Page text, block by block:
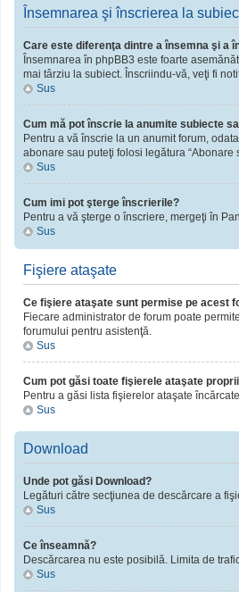
Însemnarea şi înscrierea la
Care este diferenţa dintre a însemna şi a
Însemnarea în phpBB3 este foarte
mai târziu la subiect. Înscriindu-vă, veţi fi
Sus
Cum mă pot înscrie la anumite subiecte
Pentru a vă înscrie la un anumit forum,
abonare sau puteţi folosi legătura “Abonare
Sus
Cum imi pot şterge înscrierile?
Pentru a vă şterge o înscriere, mergeţi în
Sus
Fişiere ataşate
Ce fişiere ataşate sunt permise pe acest
Fiecare administrator de forum poate
forumului pentru asistenţă.
Sus
Cum pot găsi toate fişierele ataşate
Pentru a găsi lista fişierelor ataşate
Sus
Download
Unde pot găsi Download?
Legături către secţiunea de descărcare a
Sus
Ce înseamnă?
Descărcarea nu este posibilă. Limita de
Sus